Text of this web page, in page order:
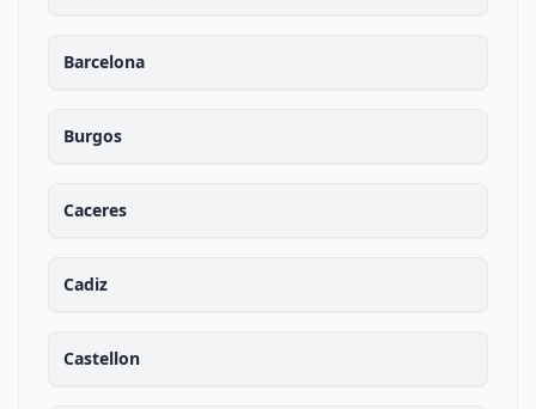
Barcelona
Burgos
Caceres
Cadiz
Castellon